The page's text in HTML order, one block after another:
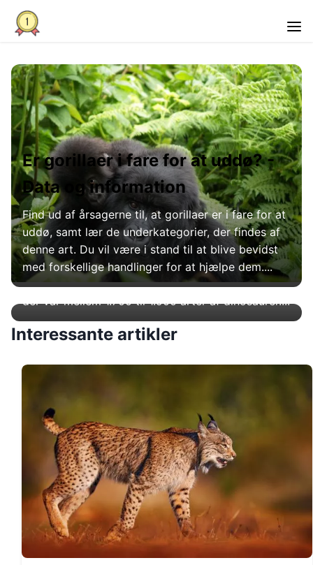
Er gorillaer i fare for at uddø? -
Data og information
Find ud af årsagerne til, at gorillaer er i fare for at
uddø, samt lær de underkategorier, der findes af
denne art. Du vil være i stand til at blive bevidst
med forskellige handlinger for at hjælpe dem....
Hvor mange arter af dinosaurer
eksisterede - Interessante fakta
Hvor mange arter af dinosaurer var der? Det vides
endnu ikke med sikkerhed, og det menes, at
mange mangler at blive opdaget. Det menes, at
der var mellem 1.700 til 1.900 arter af dinosaurer....
Interessante artikler